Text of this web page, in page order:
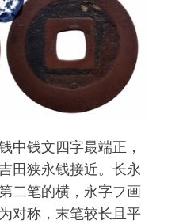
中钱文四字最端正，
田狭永钱接近。长永
二笔的横，永字フ画
对称，末笔较长且平